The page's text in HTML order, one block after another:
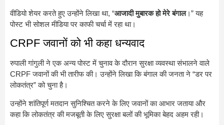
वीडियो शेयर करते हुए उन्होंने लिखा था, “आजादी मुबारक हो मेरे बंगाल।” यह
पोस्ट भी सोशल मीडिया पर काफी चर्चा में रहा था।
CRPF जवानों को भी कहा धन्यवाद
रुपाली गांगुली ने एक अन्य पोस्ट में चुनाव के दौरान सुरक्षा व्यवस्था संभालने वाले
CRPF जवानों की भी तारीफ की। उन्होंने लिखा कि बंगाल की जनता ने “डर पर
लोकतंत्र” को चुना है।
उन्होंने शांतिपूर्ण मतदान सुनिश्चित करने के लिए जवानों का आभार जताया और
कहा कि लोकतंत्र की मजबूती के लिए सुरक्षा बलों की भूमिका बेहद अहम रही।